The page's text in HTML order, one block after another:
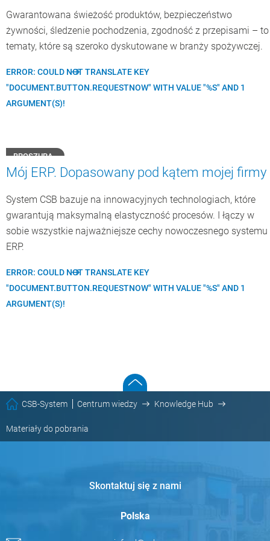
Gwarantowana świeżość produktów, bezpieczeństwo
żywności, śledzenie pochodzenia, zgodność z przepisami – to
tematy, które są szeroko dyskutowane w branży spożywczej.
ERROR: COULD NOT TRANSLATE KEY
"DOCUMENT.BUTTON.REQUESTNOW" WITH VALUE "%S" AND 1
ARGUMENT(S)!
BROSZURA
Mój ERP. Dopasowany pod kątem mojej firmy
System CSB bazuje na innowacyjnych technologiach, które
gwarantują maksymalną elastyczność procesów. I łączy w
sobie wszystkie najważniejsze cechy nowoczesnego systemu
ERP.
ERROR: COULD NOT TRANSLATE KEY
"DOCUMENT.BUTTON.REQUESTNOW" WITH VALUE "%S" AND 1
ARGUMENT(S)!
CSB-System Centrum wiedzy Knowledge Hub
Materiały do pobrania
Skontaktuj się z nami
Polska